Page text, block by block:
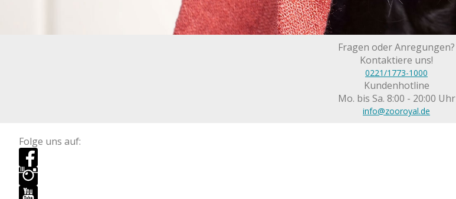
Fragen oder Anregungen?
Kontaktiere uns!
0221/1773-1000
Kundenhotline
Mo. bis Sa. 8:00 - 20:00 Uhr
info@zooroyal.de
Folge uns auf: